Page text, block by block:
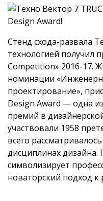
Стенд схода-развала
технологией получил
Competition» 2016-17.
номинации
проектирование»,
Design Award — одна
премий в
участвовали 1958
всего
дисциплинах дизайна.
символизирует
новаторский подход к